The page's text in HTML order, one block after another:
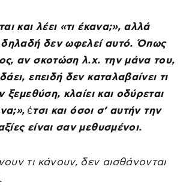
και λέει «τι έκανα;», αλλά
δηλαδή δεν ωφελεί αυτό. Όπως
αν σκοτώση λ.χ. την μάνα του,
επειδή δεν καταλαβαίνει τι
ξεμεθύση, κλαίει και οδύρεται
έτσι και όσοι σ’ αυτήν την
είναι σαν μεθυσμένοι.
τι κάνουν, δεν αισθάνονται